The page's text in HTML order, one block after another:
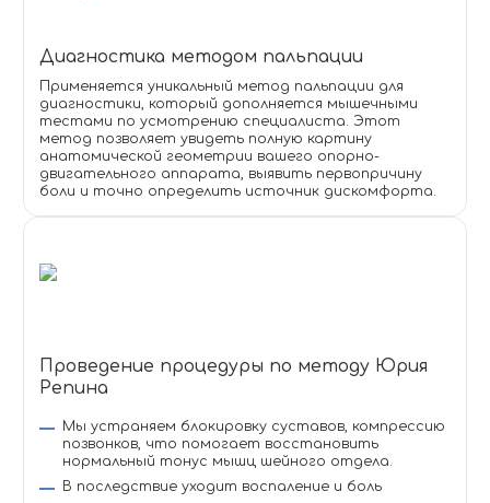
Диагностика методом пальпации
Применяется уникальный метод пальпации для
диагностики, который дополняется мышечными
тестами по усмотрению специалиста. Этот
метод позволяет увидеть полную картину
анатомической геометрии вашего опорно-
двигательного аппарата, выявить первопричину
боли и точно определить источник дискомфорта.
Проведение процедуры по методу Юрия
Репина
Мы устраняем блокировку суставов, компрессию
позвонков, что помогает восстановить
нормальный тонус мышц шейного отдела.
В последствие уходит воспаление и боль